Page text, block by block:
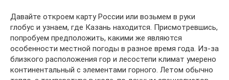
Давайте откроем карту России или возьмем в руки
глобус и узнаем, где Казань находится. Присмотревшись,
попробуем предположить, какими же являются
особенности местной погоды в разное время года. Из-за
близкого расположения гор и лесостепи климат умерено
континентальный с элементами горного. Летом обычно